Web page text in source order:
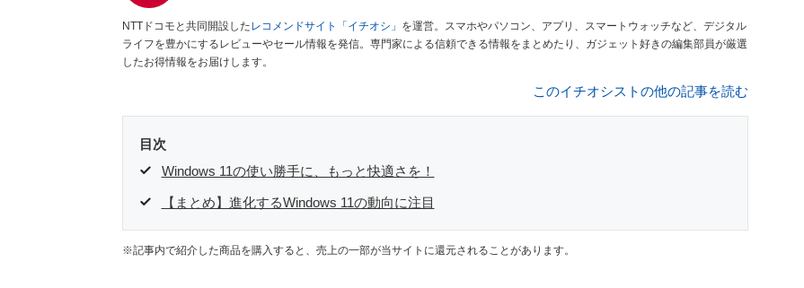
NTTドコモと共同開設したレコメンドサイト「イチオシ」 を運営。スマホやパソコン、アプリ、スマートウォッチなど、デジタル
ライフを豊かにするレビューやセール情報を発信。専門家による信頼できる情報をまとめたり、ガジェット好きの編集部員が厳選
したお得情報をお届けします。
このイチオシストの他の記事を読む
目次
Windows 11の使い勝手に、もっと快適さを！
【まとめ】進化するWindows 11の動向に注目
※記事内で紹介した商品を購入すると、売上の一部が当サイトに還元されることがあります。